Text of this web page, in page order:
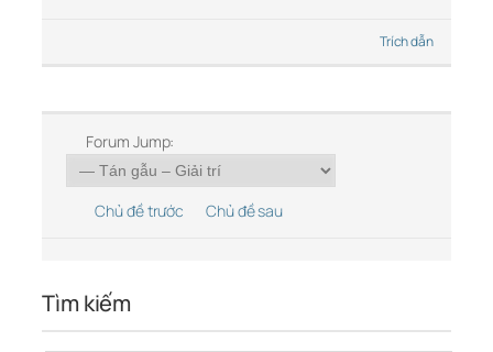
Trích dẫn
Forum Jump:
Chủ đề trước Chủ đề sau
Tìm kiếm